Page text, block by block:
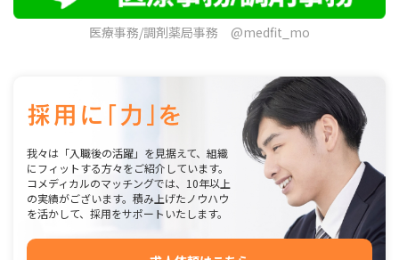
医療事務/調剤薬局事務 @medfit_mo
我々は「入職後の活躍」を見据えて、組織
にフィットする方々をご紹介しています。
コメディカルのマッチングでは、10年以上
の実績がございます。積み上げたノウハウ
を活かして、採用をサポートいたします。